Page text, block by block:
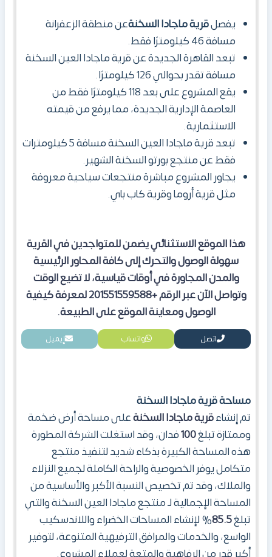
يفصلقرية ماجادا السخنةعن منطقة الزعفرانة
مسافة 46 كيلومترًا فقط.
تبعد القاهرة الجديدة عن قرية ماجادا العين السخنة
مسافة تقدر بحوالي 126 كيلومترًا.
يقع المشروع على بعد 118 كيلومترًا فقط من
العاصمة الإدارية الجديدة، مما يرفع من قيمته
الاستثمارية.
تبعد قرية ماجادا العين السخنة مسافة 5 كيلومترات
فقط عن منتجع بورتو السخنة الشهير.
يجاور المشروع مباشرة منتجعات سياحية معروفة
مثل قرية أروما وقرية كاب باي.
هذا الموقع الاستثنائي يضمن للمتواجدين في القرية
سهولة الوصول والتحرك إلى كافة المحاور الرئيسية
والمدن المجاورة في أوقات قياسية،لا تضيع الوقت
وتواصل الآن عبر الرقم +201551559588 لمعرفة كيفية
الوصول ومعاينة الموقع على الطبيعة.
اتصل واتساب إيميل
مساحةقرية ماجادا السخنة
تم إنشاءقرية ماجادا السخنةعلى مساحة أرض ضخمة
وممتازة تبلغ100فدان، وقد استغلت الشركة المطورة
هذه المساحة الكبيرة بذكاء شديد لتنفيذ منتجع
متكامل يوفر الخصوصية والراحة الكاملة لجميع النزلاء
والملاك، وقد تم تخصيص النسبة الأكبر والأساسية من
المساحة الإجمالية لـ منتجع ماجادا العين السخنة والتي
تبلغ85.5% لإنشاء المساحات الخضراء واللاندسكيب
الواسع، والخدمات والمرافق الترفيهية المتنوعة، لتوفير